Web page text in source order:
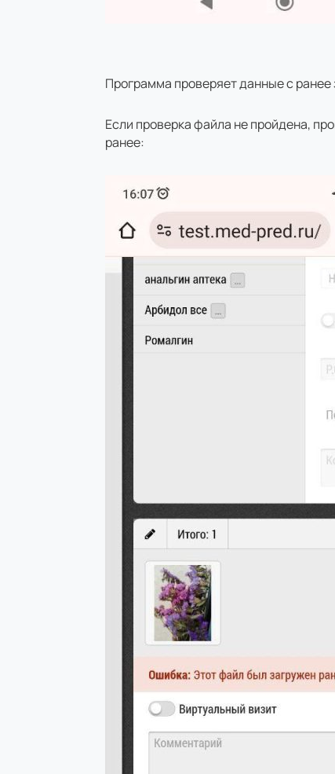
Программа проверяет данные с
Если проверка файла не пройдена,
ранее: